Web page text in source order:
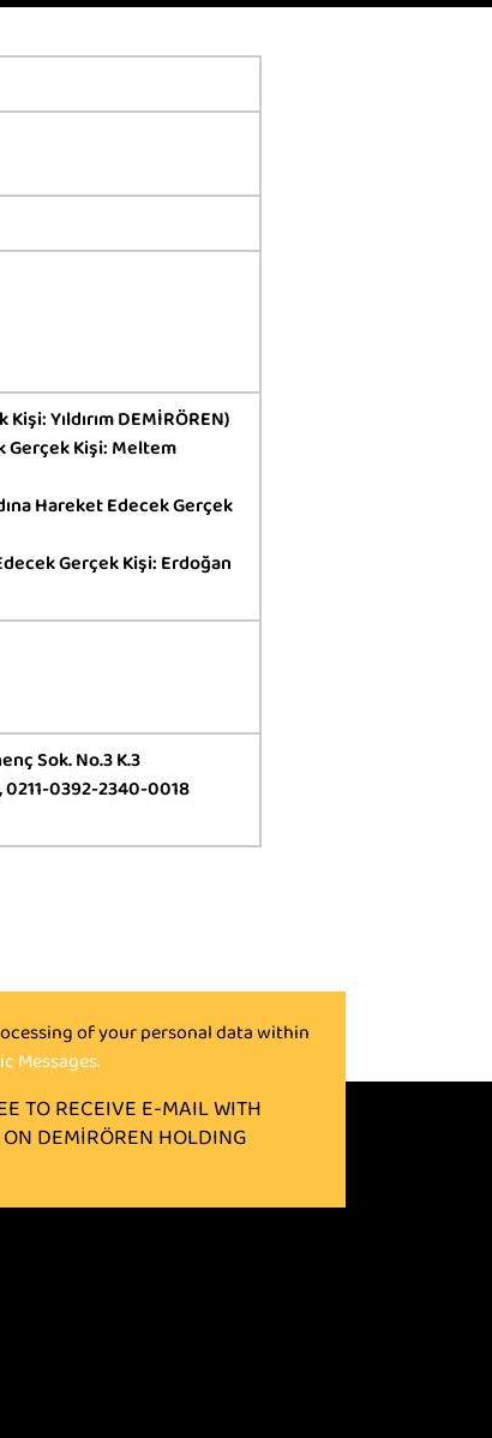
Yıldırım DEMİRÖREN)
Gerçek Kişi: Meltem
Hareket Edecek Gerçek
Gerçek Kişi: Erdoğan
Sok. No.3 K.3
0392-2340-0018
of your personal data within
Messages.
TO RECEIVE E-MAIL WITH
DEMİRÖREN HOLDING